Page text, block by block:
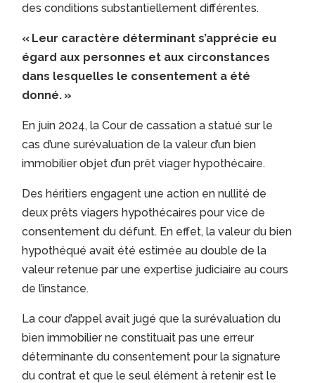
des conditions substantiellement différentes.
« Leur caractère déterminant s’apprécie eu
égard aux personnes et aux circonstances
dans lesquelles le consentement a été
donné. »
En juin 2024, la Cour de cassation a statué sur le
cas d’une surévaluation de la valeur d’un bien
immobilier objet d’un prêt viager hypothécaire.
Des héritiers engagent une action en nullité de
deux prêts viagers hypothécaires pour vice de
consentement du défunt. En effet, la valeur du bien
hypothéqué avait été estimée au double de la
valeur retenue par une expertise judiciaire au cours
de l’instance.
La cour d’appel avait jugé que la surévaluation du
bien immobilier ne constituait pas une erreur
déterminante du consentement pour la signature
du contrat et que le seul élément à retenir est le